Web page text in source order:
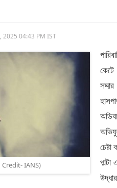
2025 04:43 PM IST
Credit- IANS)